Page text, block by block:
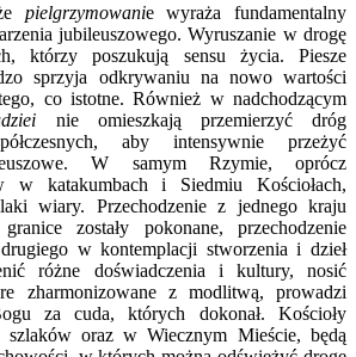
pielgrzymowanie wyraża fundamentalny
jubileuszowego. Wyruszanie w drogę
którzy poszukują sensu życia. Piesze
sprzyja odkrywaniu na nowo wartości
co istotne. Również w nadchodzącym
nie omieszkają przemierzyć dróg
aby intensywnie przeżyć
W samym Rzymie, oprócz
w katakumbach i Siedmiu Kościołach,
wiary. Przechodzenie z jednego kraju
zostały pokonane, przechodzenie
w kontemplacji stworzenia i dzieł
różne doświadczenia i kultury, nosić
zharmonizowane z modlitwą, prowadzi
za cuda, których dokonał. Kościoły
szlaków oraz w Wiecznym Mieście, będą